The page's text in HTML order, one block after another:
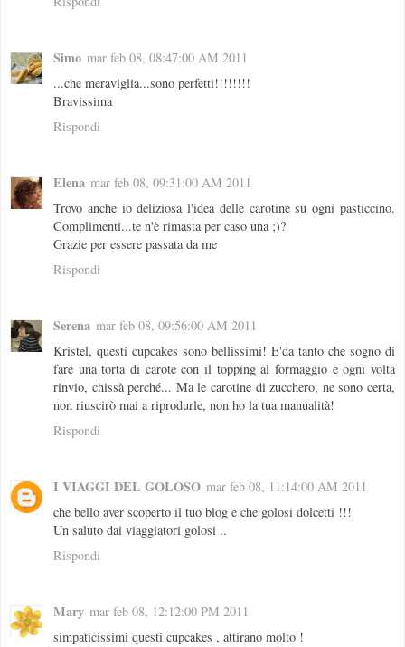
Simo mar feb 08, 08:47:00 AM 2011
...che meraviglia...sono perfetti!!!!!!!!
Bravissima
Rispondi
Elena mar feb 08, 09:31:00 AM 2011
Trovo anche io deliziosa l'idea delle carotine su ogni pasticcino.
Complimenti...te n'è rimasta per caso una ;)?
Grazie per essere passata da me
Rispondi
Serena mar feb 08, 09:56:00 AM 2011
Kristel, questi cupcakes sono bellissimi! E'da tanto che sogno di
fare una torta di carote con il topping al formaggio e ogni volta
rinvio, chissà perché... Ma le carotine di zucchero, ne sono certa,
non riuscirò mai a riprodurle, non ho la tua manualità!
Rispondi
I VIAGGI DEL GOLOSO mar feb 08, 11:14:00 AM 2011
che bello aver scoperto il tuo blog e che golosi dolcetti !!!
Un saluto dai viaggiatori golosi ..
Rispondi
Mary mar feb 08, 12:12:00 PM 2011
simpaticissimi questi cupcakes , attirano molto !